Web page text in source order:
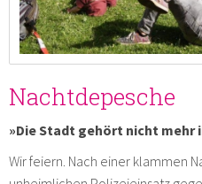
Nachtdepesche
»Die Stadt gehört nicht mehr
Wir feiern. Nach einer klammen